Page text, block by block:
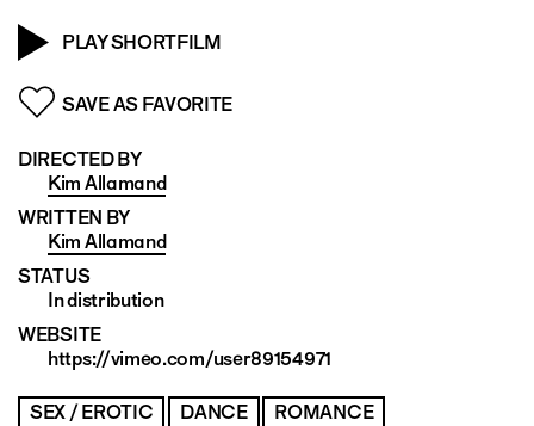
PLAY SHORTFILM
SAVE AS FAVORITE
DIRECTED BY
Kim Allamand
WRITTEN BY
Kim Allamand
STATUS
In distribution
WEBSITE
https://vimeo.com/user89154971
SEX / EROTIC DANCE ROMANCE